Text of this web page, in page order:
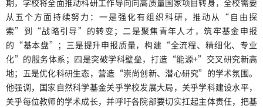
期，学校将全面推动科研工作导向向高质量国家项目转身，全校需要
从五个方面持续努力：一是强化有组织科研，推动从“自由探
索”到“战略引导”的转变；二是聚焦青年人才，筑牢基金申报
的“基本盘”；三是提升申报质量，构建“全流程、精细化、专业
化”的服务体系；四是突破学科壁垒，打造“能源+”交叉研究新高
地；五是优化科研生态，营造“崇尚创新、潜心研究”的学术氛围。
他强调，国家自然科学基金关乎学校发展大局，关乎学科建设水平，
关乎每位教师的学术成长，并呼吁各院部要切实扛起主体责任，把基